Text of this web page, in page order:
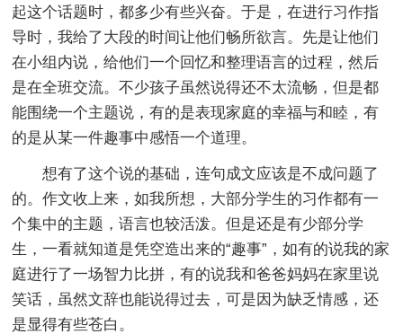
起这个话题时，都多少有些兴奋。于是，在进行习作指
导时，我给了大段的时间让他们畅所欲言。先是让他们
在小组内说，给他们一个回忆和整理语言的过程，然后
是在全班交流。不少孩子虽然说得还不太流畅，但是都
能围绕一个主题说，有的是表现家庭的幸福与和睦，有
的是从某一件趣事中感悟一个道理。
想有了这个说的基础，连句成文应该是不成问题了
的。作文收上来，如我所想，大部分学生的习作都有一
个集中的主题，语言也较活泼。但是还是有少部分学
生，一看就知道是凭空造出来的“趣事”，如有的说我的家
庭进行了一场智力比拼，有的说我和爸爸妈妈在家里说
笑话，虽然文辞也能说得过去，可是因为缺乏情感，还
是显得有些苍白。